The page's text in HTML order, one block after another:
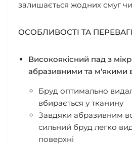
залишається жодних смуг
ОСОБЛИВОСТІ ТА
Високоякісний пад з
абразивними та м'якими
Бруд оптимально
вбирається у тканину
Завдяки абразивним
сильний бруд легко
поверхні